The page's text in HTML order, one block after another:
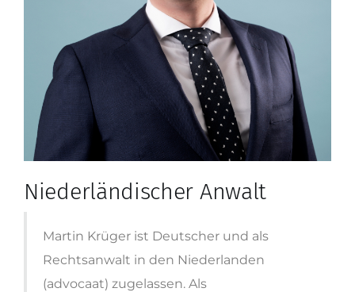
Niederländischer Anwalt
Martin Krüger ist Deutscher und als
Rechtsanwalt in den Niederlanden
(advocaat) zugelassen. Als